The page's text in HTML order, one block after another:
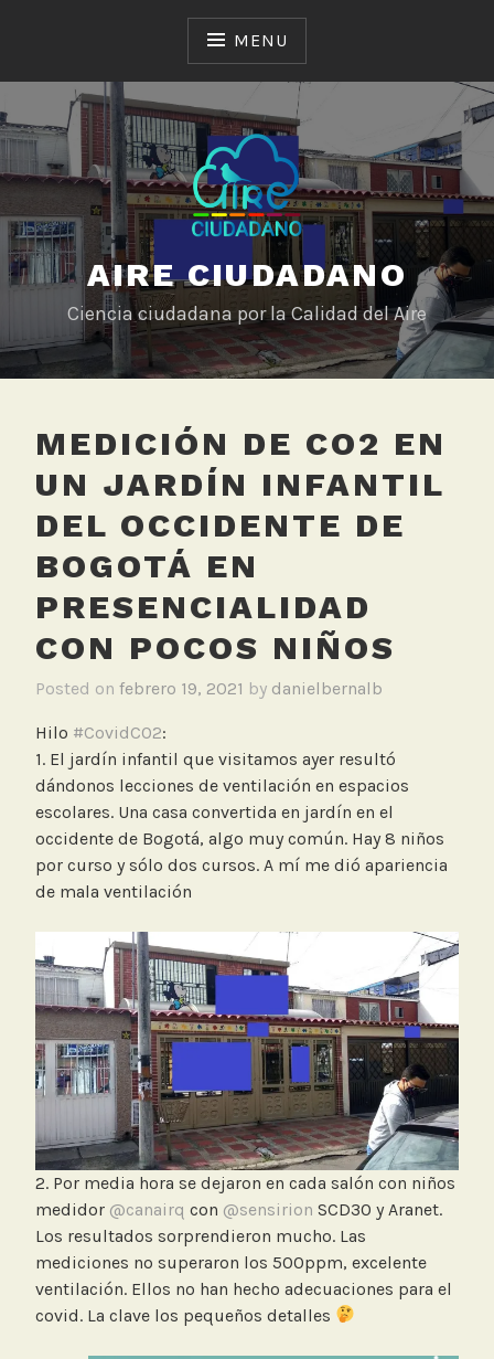
MENU
AIRE CIUDADANO
Ciencia ciudadana por la Calidad del Aire
MEDICIÓN DE CO2 EN
UN JARDÍN INFANTIL
DEL OCCIDENTE DE
BOGOTÁ EN
PRESENCIALIDAD
CON POCOS NIÑOS
Posted on febrero 19, 2021 by danielbernalb
Hilo #CovidCO2:
1. El jardín infantil que visitamos ayer resultó
dándonos lecciones de ventilación en espacios
escolares. Una casa convertida en jardín en el
occidente de Bogotá, algo muy común. Hay 8 niños
por curso y sólo dos cursos. A mí me dió apariencia
de mala ventilación
2. Por media hora se dejaron en cada salón con niños
medidor @canairq con @sensirion SCD30 y Aranet.
Los resultados sorprendieron mucho. Las
mediciones no superaron los 500ppm, excelente
ventilación. Ellos no han hecho adecuaciones para el
covid. La clave los pequeños detalles